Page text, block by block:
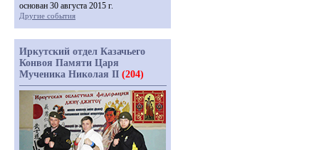
основан 30 августа 2015 г.
Другие события
Иркутский отдел Казачьего
Конвоя Памяти Царя
Мученика Николая II (204)